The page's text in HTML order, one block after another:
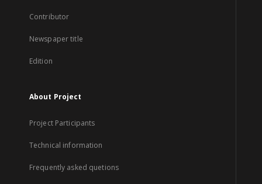
Contributor
Newspaper title
Edition
About Project
Project Participants
Technical information
Frequently asked quetions